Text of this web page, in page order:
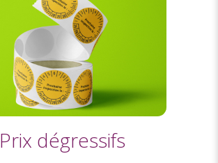
Prix dégressifs